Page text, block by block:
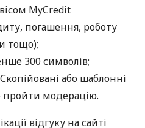
MyCredit
погашення, роботу
тощо);
300 символів;
або шаблонні
модерацію.
відгуку на сайті